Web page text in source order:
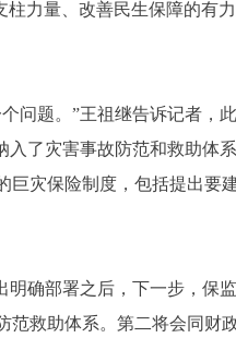
力量、改善民生保障的有
题。”王祖继告诉记者，
了灾害事故防范和救助体
灾保险制度，包括提出要
部署之后，下一步，保
救助体系。第二将会同